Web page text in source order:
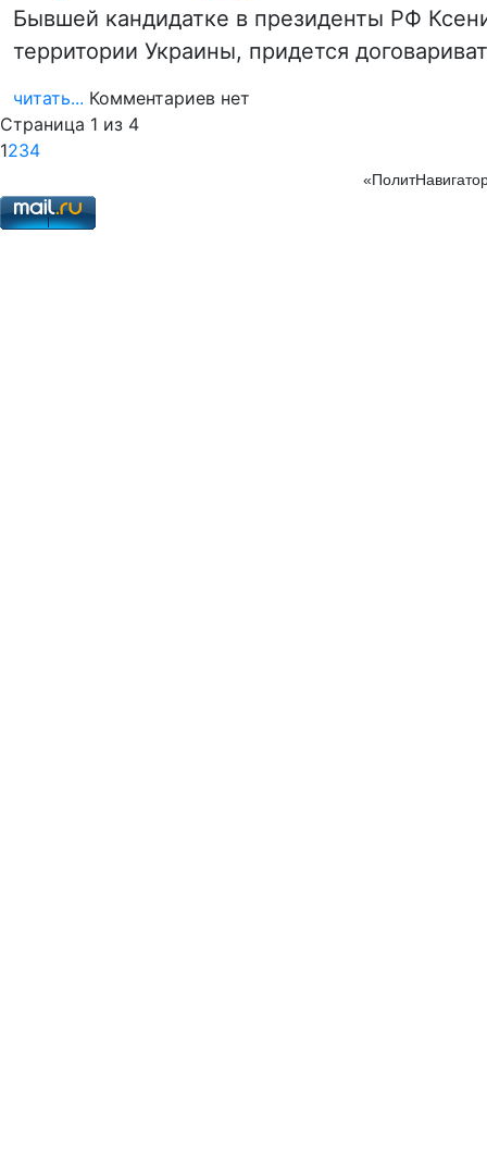
Бывшей кандидатке в президенты РФ
территории Украины, придется
читать... Комментариев нет
Страница 1 из 4
1234